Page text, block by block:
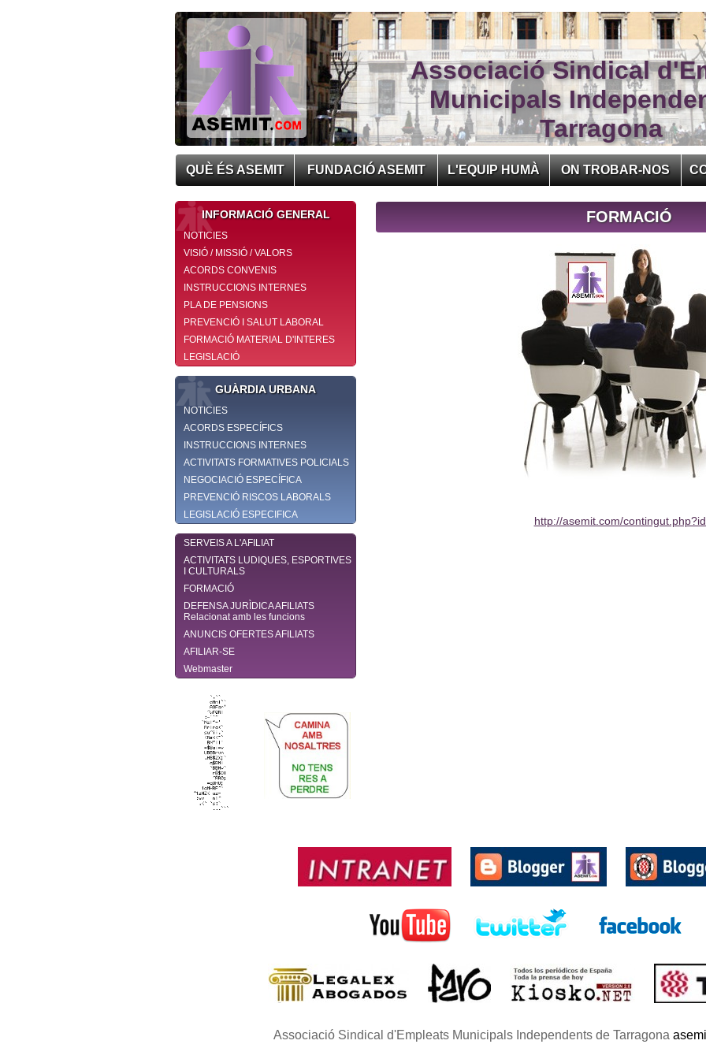
Associació Sindical
Municipals
Tarragona
QUÈ ÉS ASEMIT FUNDACIÓ ASEMIT L'EQUIP HUMÀ ON TROBAR-NOS
INFORMACIÓ GENERAL
NOTICIES
VISIÓ / MISSIÓ / VALORS
ACORDS CONVENIS
INSTRUCCIONS INTERNES
PLA DE PENSIONS
PREVENCIÓ I SALUT LABORAL
FORMACIÓ MATERIAL D'INTERES
LEGISLACIÓ
GUÀRDIA URBANA
NOTICIES
ACORDS ESPECÍFICS
INSTRUCCIONS INTERNES
ACTIVITATS FORMATIVES POLICIALS
NEGOCIACIÓ ESPECÍFICA
PREVENCIÓ RISCOS LABORALS
LEGISLACIÓ ESPECIFICA
SERVEIS A L'AFILIAT
ACTIVITATS LUDIQUES, ESPORTIVES
I CULTURALS
FORMACIÓ
DEFENSA JURÌDICA AFILIATS
Relacionat amb les funcions
ANUNCIS OFERTES AFILIATS
AFILIAR-SE
Webmaster
FORMACIÓ
http://asemit.com/
Associació Sindical d'Empleats Municipals Independents de Tarragona